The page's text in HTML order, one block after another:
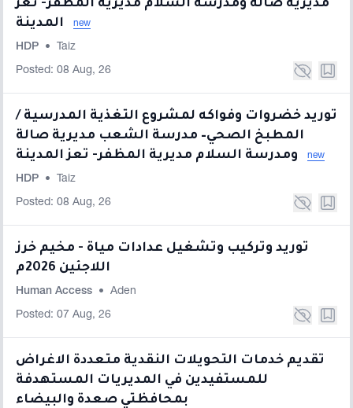
مديرية صالة ومدرسة السلام مديرية المظفر- تعز
new
HDP • Taiz
Posted: 08 Aug, 26
توريد خضروات وفواكه لمشروع التغذية المدرسية /
المطبخ الصحي– مدرسة الشعب مديرية صالة
new
HDP • Taiz
Posted: 08 Aug, 26
توريد وتركيب وتشغيل عدادات مياة - مخيم خرز
اللاجئين 2026م
Human Access • Aden
Posted: 07 Aug, 26
تقديم خدمات التحويلات النقدية متعددة الاغراض
للمستفيدين في المديريات المستهدفة
بمحافظتي صعدة والبيضاء